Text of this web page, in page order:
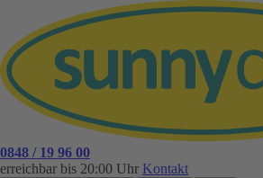
0848 / 19 96 00
erreichbar bis 20:00 Uhr Kontakt